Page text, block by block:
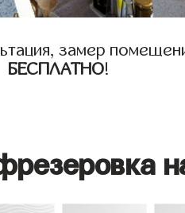
замер
БЕСПЛАТНО!